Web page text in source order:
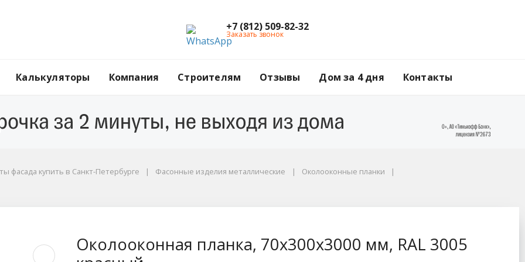
+7 (812) 509-82-32
Заказать звонок
Калькуляторы Компания Строителям Отзывы Дом за 4 дня Контакты
фасада купить в Санкт-Петербурге Фасонные изделия металлические
Околооконные планки
Околооконная планка, 70x300x3000 мм, RAL 3005